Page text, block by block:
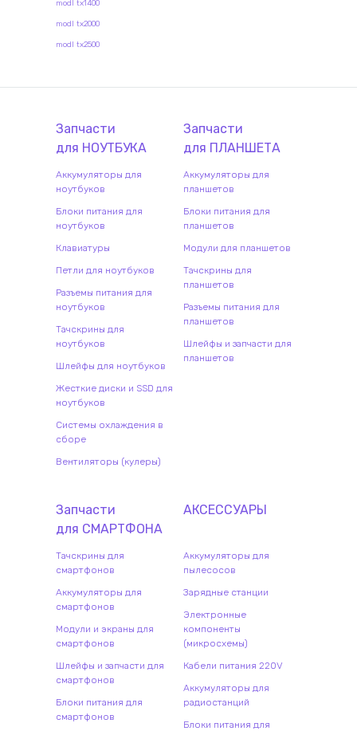
modl tx1400
modl tx2000
modl tx2500
Запчасти
для НОУТБУКА
Аккумуляторы для
ноутбуков
Блоки питания для
ноутбуков
Клавиатуры
Петли для ноутбуков
Разъемы питания для
ноутбуков
Тачскрины для
ноутбуков
Шлейфы для ноутбуков
Жесткие диски и SSD для
ноутбуков
Системы охлаждения в
сборе
Вентиляторы (кулеры)
Запчасти
для ПЛАНШЕТА
Аккумуляторы для
планшетов
Блоки питания для
планшетов
Модули для планшетов
Тачскрины для
планшетов
Разъемы питания для
планшетов
Шлейфы и запчасти для
планшетов
Запчасти
для СМАРТФОНА
Тачскрины для
смартфонов
Аккумуляторы для
смартфонов
Модули и экраны для
смартфонов
Шлейфы и запчасти для
смартфонов
Блоки питания для
смартфонов
АКСЕССУАРЫ
Аккумуляторы для
пылесосов
Зарядные станции
Электронные
компоненты
(микросхемы)
Кабели питания 220V
Аккумуляторы для
радиостанций
Блоки питания для